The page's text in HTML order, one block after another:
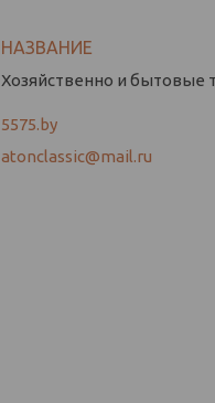
Хозяйственно и бытовые
5575.by
atonclassic@mail.ru